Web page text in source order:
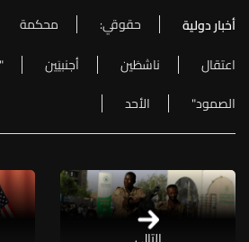
أخبار دولية حقوقي: محكمة
اعتقال
ناشطَين أجنبيَين
الصمود"
الأحد